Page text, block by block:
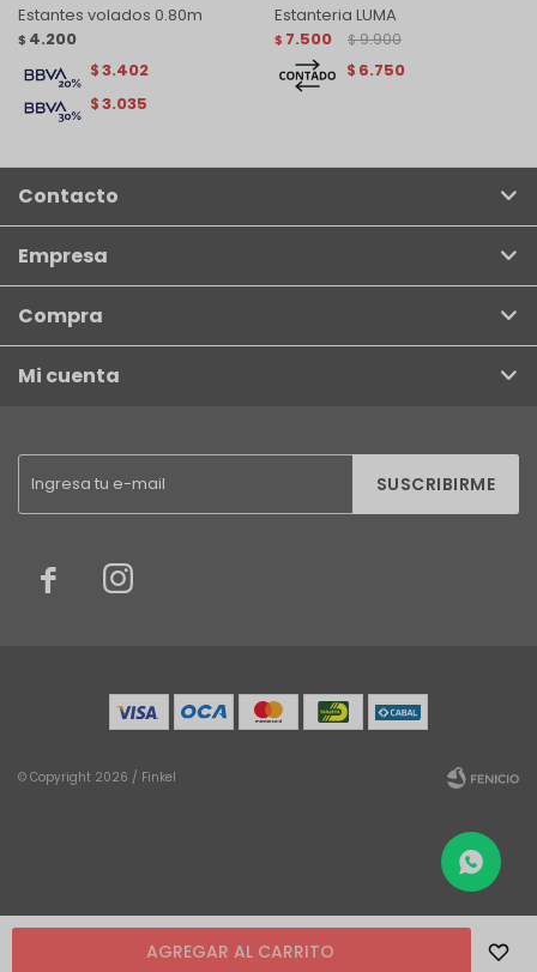
AGREGAR AL CARRITO
Estantes volados 0.80m
$ 4.200
$3.035
$3.402
Estanteria LUMA
$ 7.500 $ 9.900
$ 6.750
SUSCRIBIRME
 
Contacto
Empresa
Compra
Mi cuenta
© Copyright 2026 / Finkel
Fenicio